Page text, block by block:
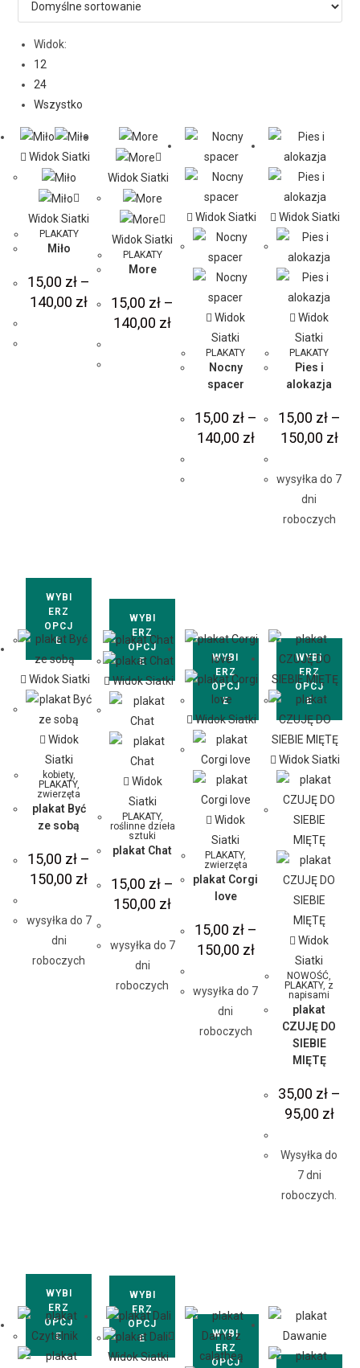
Widok:
12
24
Wszystko
Widok Siatki
Widok Siatki
PLAKATY
Miło
15,00 zł –
140,00 zł
WYBI
ERZ
OPCJ
E
Widok Siatki
Widok Siatki
PLAKATY
More
15,00 zł –
140,00 zł
WYBI
ERZ
OPCJ
E
Widok Siatki
Widok
Siatki
PLAKATY
Nocny
spacer
15,00 zł –
140,00 zł
WYBI
ERZ
OPCJ
E
Widok Siatki
Widok
Siatki
PLAKATY
Pies i
alokazja
15,00 zł –
150,00 zł
wysyłka do 7
dni
roboczych
WYBI
ERZ
OPCJ
E
Widok Siatki
Widok
Siatki
kobiety,
PLAKATY,
zwierzęta
plakat Być
ze sobą
15,00 zł –
150,00 zł
wysyłka do 7
dni
roboczych
WYBI
ERZ
OPCJ
E
Widok Siatki
Widok
Siatki
PLAKATY,
roślinne dzieła
sztuki
plakat Chat
15,00 zł –
150,00 zł
wysyłka do 7
dni
roboczych
WYBI
ERZ
OPCJ
E
Widok Siatki
Widok
Siatki
PLAKATY,
zwierzęta
plakat Corgi
love
15,00 zł –
150,00 zł
wysyłka do 7
dni
roboczych
WYBI
ERZ
OPCJ
Widok Siatki
Widok
Siatki
NOWOŚĆ,
PLAKATY, z
napisami
plakat
CZUJĘ DO
SIEBIE
MIĘTĘ
35,00 zł –
95,00 zł
Wysyłka do
7 dni
roboczych.
Widok Siatki